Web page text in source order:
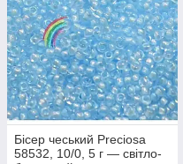
Бісер чеський Preciosa
58532, 10/0, 5 г — світло-